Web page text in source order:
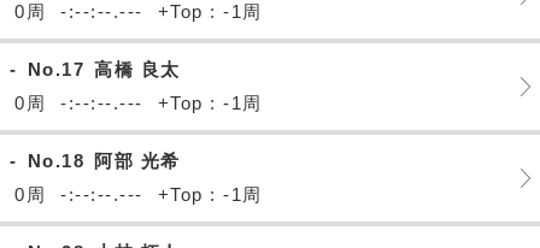
0周
-:--:--.--- +Top : -1周
- No.17 高橋 良太
0周
-:--:--.--- +Top : -1周
- No.18
阿部 光希
0周
-:--:--.--- +Top : -1周